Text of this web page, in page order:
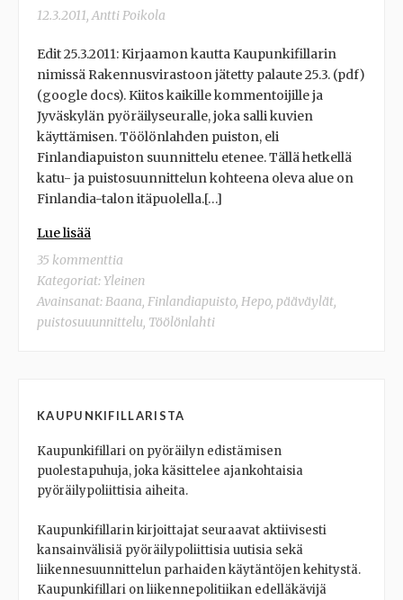
12.3.2011,Antti Poikola
Edit 25.3.2011: Kirjaamon kautta Kaupunkifillarin
nimissä Rakennusvirastoon jätetty palaute 25.3. (pdf)
(google docs). Kiitos kaikille kommentoijille ja
Jyväskylän pyöräilyseuralle, joka salli kuvien
käyttämisen. Töölönlahden puiston, eli
Finlandiapuiston suunnittelu etenee. Tällä hetkellä
katu- ja puistosuunnittelun kohteena oleva alue on
Finlandia-talon itäpuolella.[…]
Lue lisää
35 kommenttia
Kategoriat: Yleinen
Avainsanat:Baana, Finlandiapuisto, Hepo, pääväylät,
puistosuuunnittelu, Töölönlahti
KAUPUNKIFILLARISTA
Kaupunkifillari on pyöräilyn edistämisen
puolestapuhuja, joka käsittelee ajankohtaisia
pyöräilypoliittisia aiheita.
Kaupunkifillarin kirjoittajat seuraavat aktiivisesti
kansainvälisiä pyöräilypoliittisia uutisia sekä
liikennesuunnittelun parhaiden käytäntöjen kehitystä.
Kaupunkifillari on liikennepolitiikan edelläkävijä